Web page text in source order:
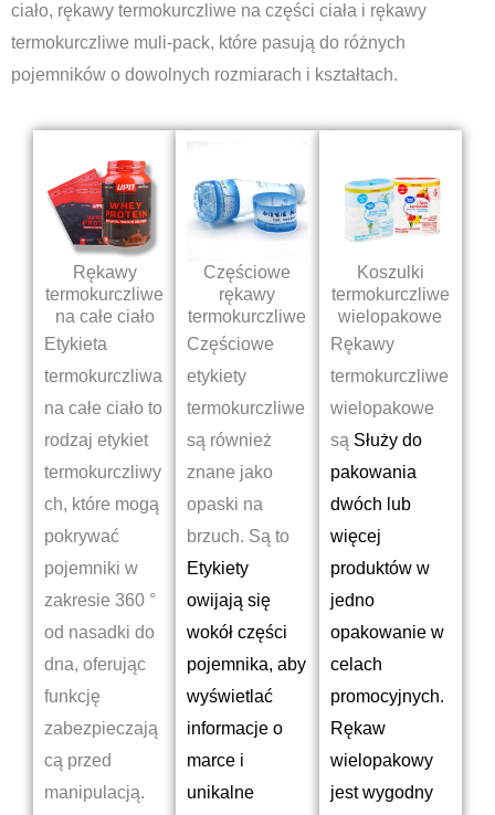
ciało, rękawy termokurczliwe na części ciała i rękawy
termokurczliwe muli-pack, które pasują do różnych
pojemników o dowolnych rozmiarach i kształtach.
Rękawy
termokurczliwe
na całe ciało
Etykieta
termokurczliwa
na całe ciało to
rodzaj etykiet
termokurczliwy
ch, które mogą
pokrywać
pojemniki w
zakresie 360 °
od nasadki do
dna, oferując
funkcję
zabezpieczają
cą przed
manipulacją.
Częściowe
rękawy
termokurczliwe
Częściowe
etykiety
termokurczliwe
są również
znane jako
opaski na
brzuch. Są to
Etykiety
owijają się
wokół części
pojemnika, aby
wyświetlać
informacje o
marce i
unikalne
Koszulki
termokurczliwe
wielopakowe
Rękawy
termokurczliwe
wielopakowe
są Służy do
pakowania
dwóch lub
więcej
produktów w
jedno
opakowanie w
celach
promocyjnych.
Rękaw
wielopakowy
jest wygodny